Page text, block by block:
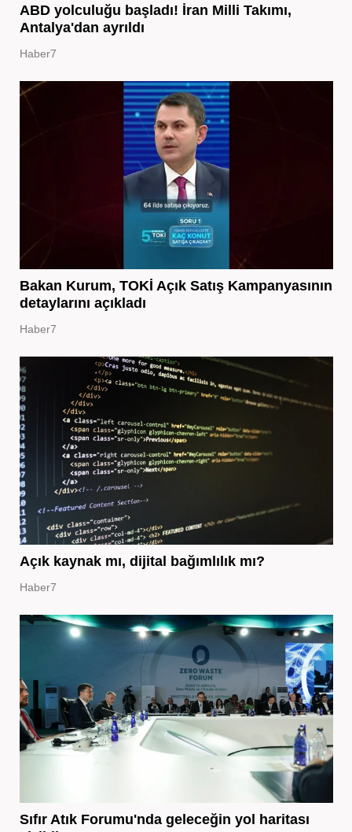
ABD yolculuğu başladı! İran Milli Takımı,
Antalya'dan ayrıldı
Haber7
Bakan Kurum, TOKİ Açık Satış Kampanyasının
detaylarını açıkladı
Haber7
Açık kaynak mı, dijital bağımlılık mı?
Haber7
Sıfır Atık Forumu'nda geleceğin yol haritası